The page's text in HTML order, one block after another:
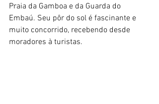
Praia da Gamboa e da Guarda do
Embaú. Seu pôr do sol é fascinante e
muito concorrido, recebendo desde
moradores à turistas.